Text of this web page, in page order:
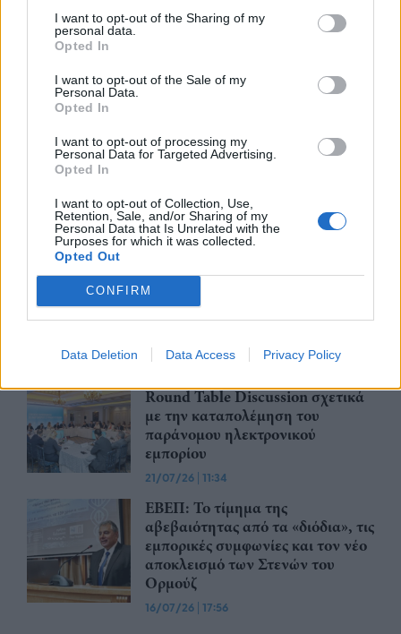
I want to opt-out of the Sharing of my
personal data.
Opted In
I want to opt-out of the Sale of my
Personal Data.
Opted In
I want to opt-out of processing my
Personal Data for Targeted Advertising.
Opted In
I want to opt-out of Collection, Use,
Retention, Sale, and/or Sharing of my
Personal Data that Is Unrelated with the
Purposes for which it was collected.
Opted Out
CONFIRM
Data Deletion Data Access Privacy Policy
ΛΣΑ και ΒΕΑ ζητούν παράταση
για την υποχρεωτική ηλεκτρονική
γραμματέα Διαχείρισης
Αποβλήτων για τη διαχείριση του
ΓΣΕΒΕΕ και ΠΟΕΒΥ
03/08/26|14:07
ψηφιακή υγεία ανοίγει τις πύλες
της στο Βερολίνο από τις 26 έως
τις 28 Οκτωβρίου
Round Table Discussion σχετικά
με την καταπολέμηση του
παράνομου ηλεκτρονικού
εμπορίου
21/07/26 | 11:34
ΕΒΕΠ: Το τίμημα της
αβεβαιότητας από τα «διόδια», τις
εμπορικές συμφωνίες και τον νέο
αποκλεισμό των Στενών του
Ορμούζ
16/07/26 | 17:56